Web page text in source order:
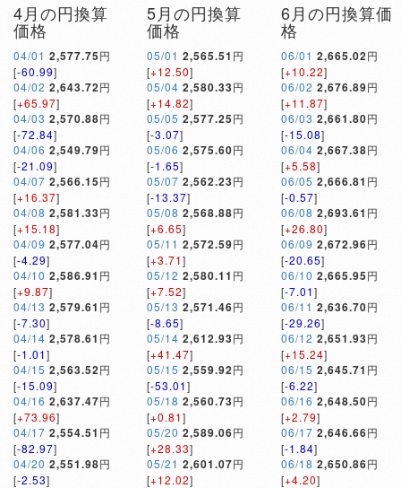
4月の円換算
価格
04/01 2,577.75円
[-60.99]
04/02 2,643.72円
[+65.97]
04/03 2,570.88円
[-72.84]
04/06 2,549.79円
[-21.09]
04/07 2,566.15円
[+16.37]
04/08 2,581.33円
[+15.18]
04/09 2,577.04円
[-4.29]
04/10 2,586.91 円
[+9.87]
04/13 2,579.61 円
[-7.30]
04/14 2,578.61 円
[-1.01]
04/15 2,563.52円
[-15.09]
04/16 2,637.47円
[+73.96]
04/17 2,554.51 円
[-82.97]
04/20 2,551.98円
[-2.53]
5月の円換算
価格
05/01 2,565.51 円
[+12.50]
05/04 2,580.33円
[+14.82]
05/05 2,577.25円
[-3.07]
05/06 2,575.60円
[-1.65]
05/07 2,562.23円
[-13.37]
05/08 2,568.88円
[+6.65]
05/11 2,572.59円
[+3.71]
05/12 2,580.11 円
[+7.52]
05/13 2,571.46円
[-8.65]
05/14 2,612.93円
[+41.47]
05/15 2,559.92円
[-53.01]
05/18 2,560.73円
[+0.81]
05/20 2,589.06円
[+28.33]
05/21 2,601.07円
[+12.02]
6月の円換算価
格
06/01 2,665.02円
[+10.22]
06/02 2,676.89円
[+11.87]
06/03 2,661.80円
[-15.08]
06/04 2,667.38円
[+5.58]
06/05 2,666.81 円
[-0.57]
06/08 2,693.61 円
[+26.80]
06/09 2,672.96円
[-20.65]
06/10 2,665.95円
[-7.01]
06/11 2,636.70円
[-29.26]
06/12 2,651.93円
[+15.24]
06/15 2,645.71 円
[-6.22]
06/16 2,648.50円
[+2.79]
06/17 2,646.66円
[-1.84]
06/18 2,650.86円
[+4.20]